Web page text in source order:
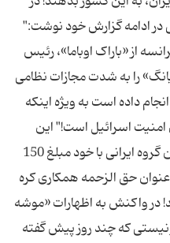
ادامه گزارش خود نوشت:"
از «باراک اوباما»، رئیس
را به شدت مجازات نظامی
داده است به ویژه اینکه
اسرائیل است!" این
منابع همچنین مدعی شدند که این گروه ایرانی با خود مبلغ 150
عنوان حق الزحمه همکاری کره
در واکنش به اظهارات «موشه
که چند روز پیش گفته